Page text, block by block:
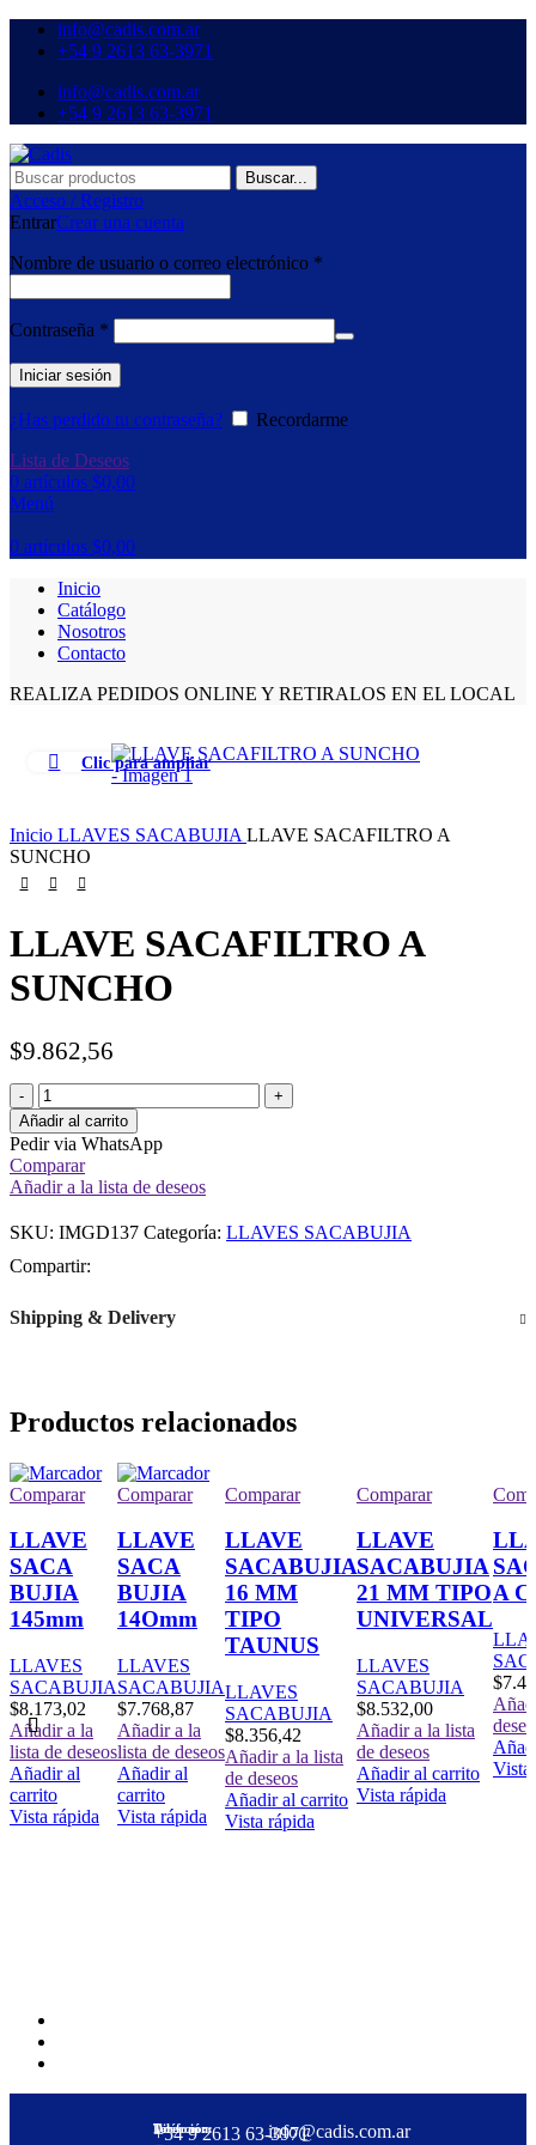
info@cadis.com.ar
‪+54 9 2613 63‑3971‬
info@cadis.com.ar
‪+54 9 2613 63‑3971‬
Buscar...
Acceso / Registro
EntrarCrear una cuenta
Nombre de usuario o correo electrónico *
Contraseña *
Iniciar sesión
¿Has perdido tu contraseña?
Recordarme
Lista de Deseos
0 artículos $0,00
Menú
0 artículos $0,00
Inicio
Catálogo
Nosotros
Contacto
REALIZA PEDIDOS ONLINE Y RETIRALOS EN EL LOCAL
Clic para ampliar
Inicio LLAVES SACABUJIA LLAVE SACAFILTRO A
SUNCHO
LLAVE SACAFILTRO A
SUNCHO
$9.862,56
Añadir al carrito
Pedir via WhatsApp
Comparar
Añadir a la lista de deseos
SKU: IMGD137 Categoría: LLAVES SACABUJIA
Compartir:
Shipping & Delivery
Productos relacionados
Comparar
LLAVE
SACA
BUJIA
145mm
LLAVES
SACABUJIA
$8.173,02
Añadir a la
lista de deseos
Añadir al
carrito
Vista rápida
Comparar
LLAVE
SACA
BUJIA
14Omm
LLAVES
SACABUJIA
$7.768,87
Añadir a la
lista de deseos
Añadir al
carrito
Vista rápida
Comparar
LLAVE
SACABUJIA
16 MM
TIPO
TAUNUS
LLAVES
SACABUJIA
$8.356,42
Añadir a la lista
de deseos
Añadir al carrito
Vista rápida
Comparar
LLAVE
SACABUJIA
21 MM TIPO
UNIVERSAL
LLAVES
SACABUJIA
$8.532,00
Añadir a la lista
de deseos
Añadir al carrito
Vista rápida
A
$
Vista
Dirección:
Teléfono:
‪+54 9 2613 63‑3971‬info@cadis.com.ar